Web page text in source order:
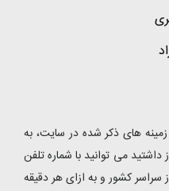
های ذکر شده در سایت، به
می توانید با شماره تلفن
از سراسر کشور و به ازای هر دقیقه